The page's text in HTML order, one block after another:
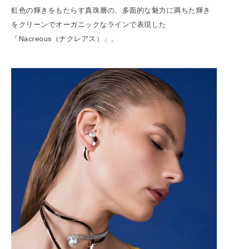
虹色の輝きをもたらす真珠層の、多面的な魅力に満ちた輝き
をクリーンでオーガニックなラインで表現した
「Nacreous（ナクレアス）」。